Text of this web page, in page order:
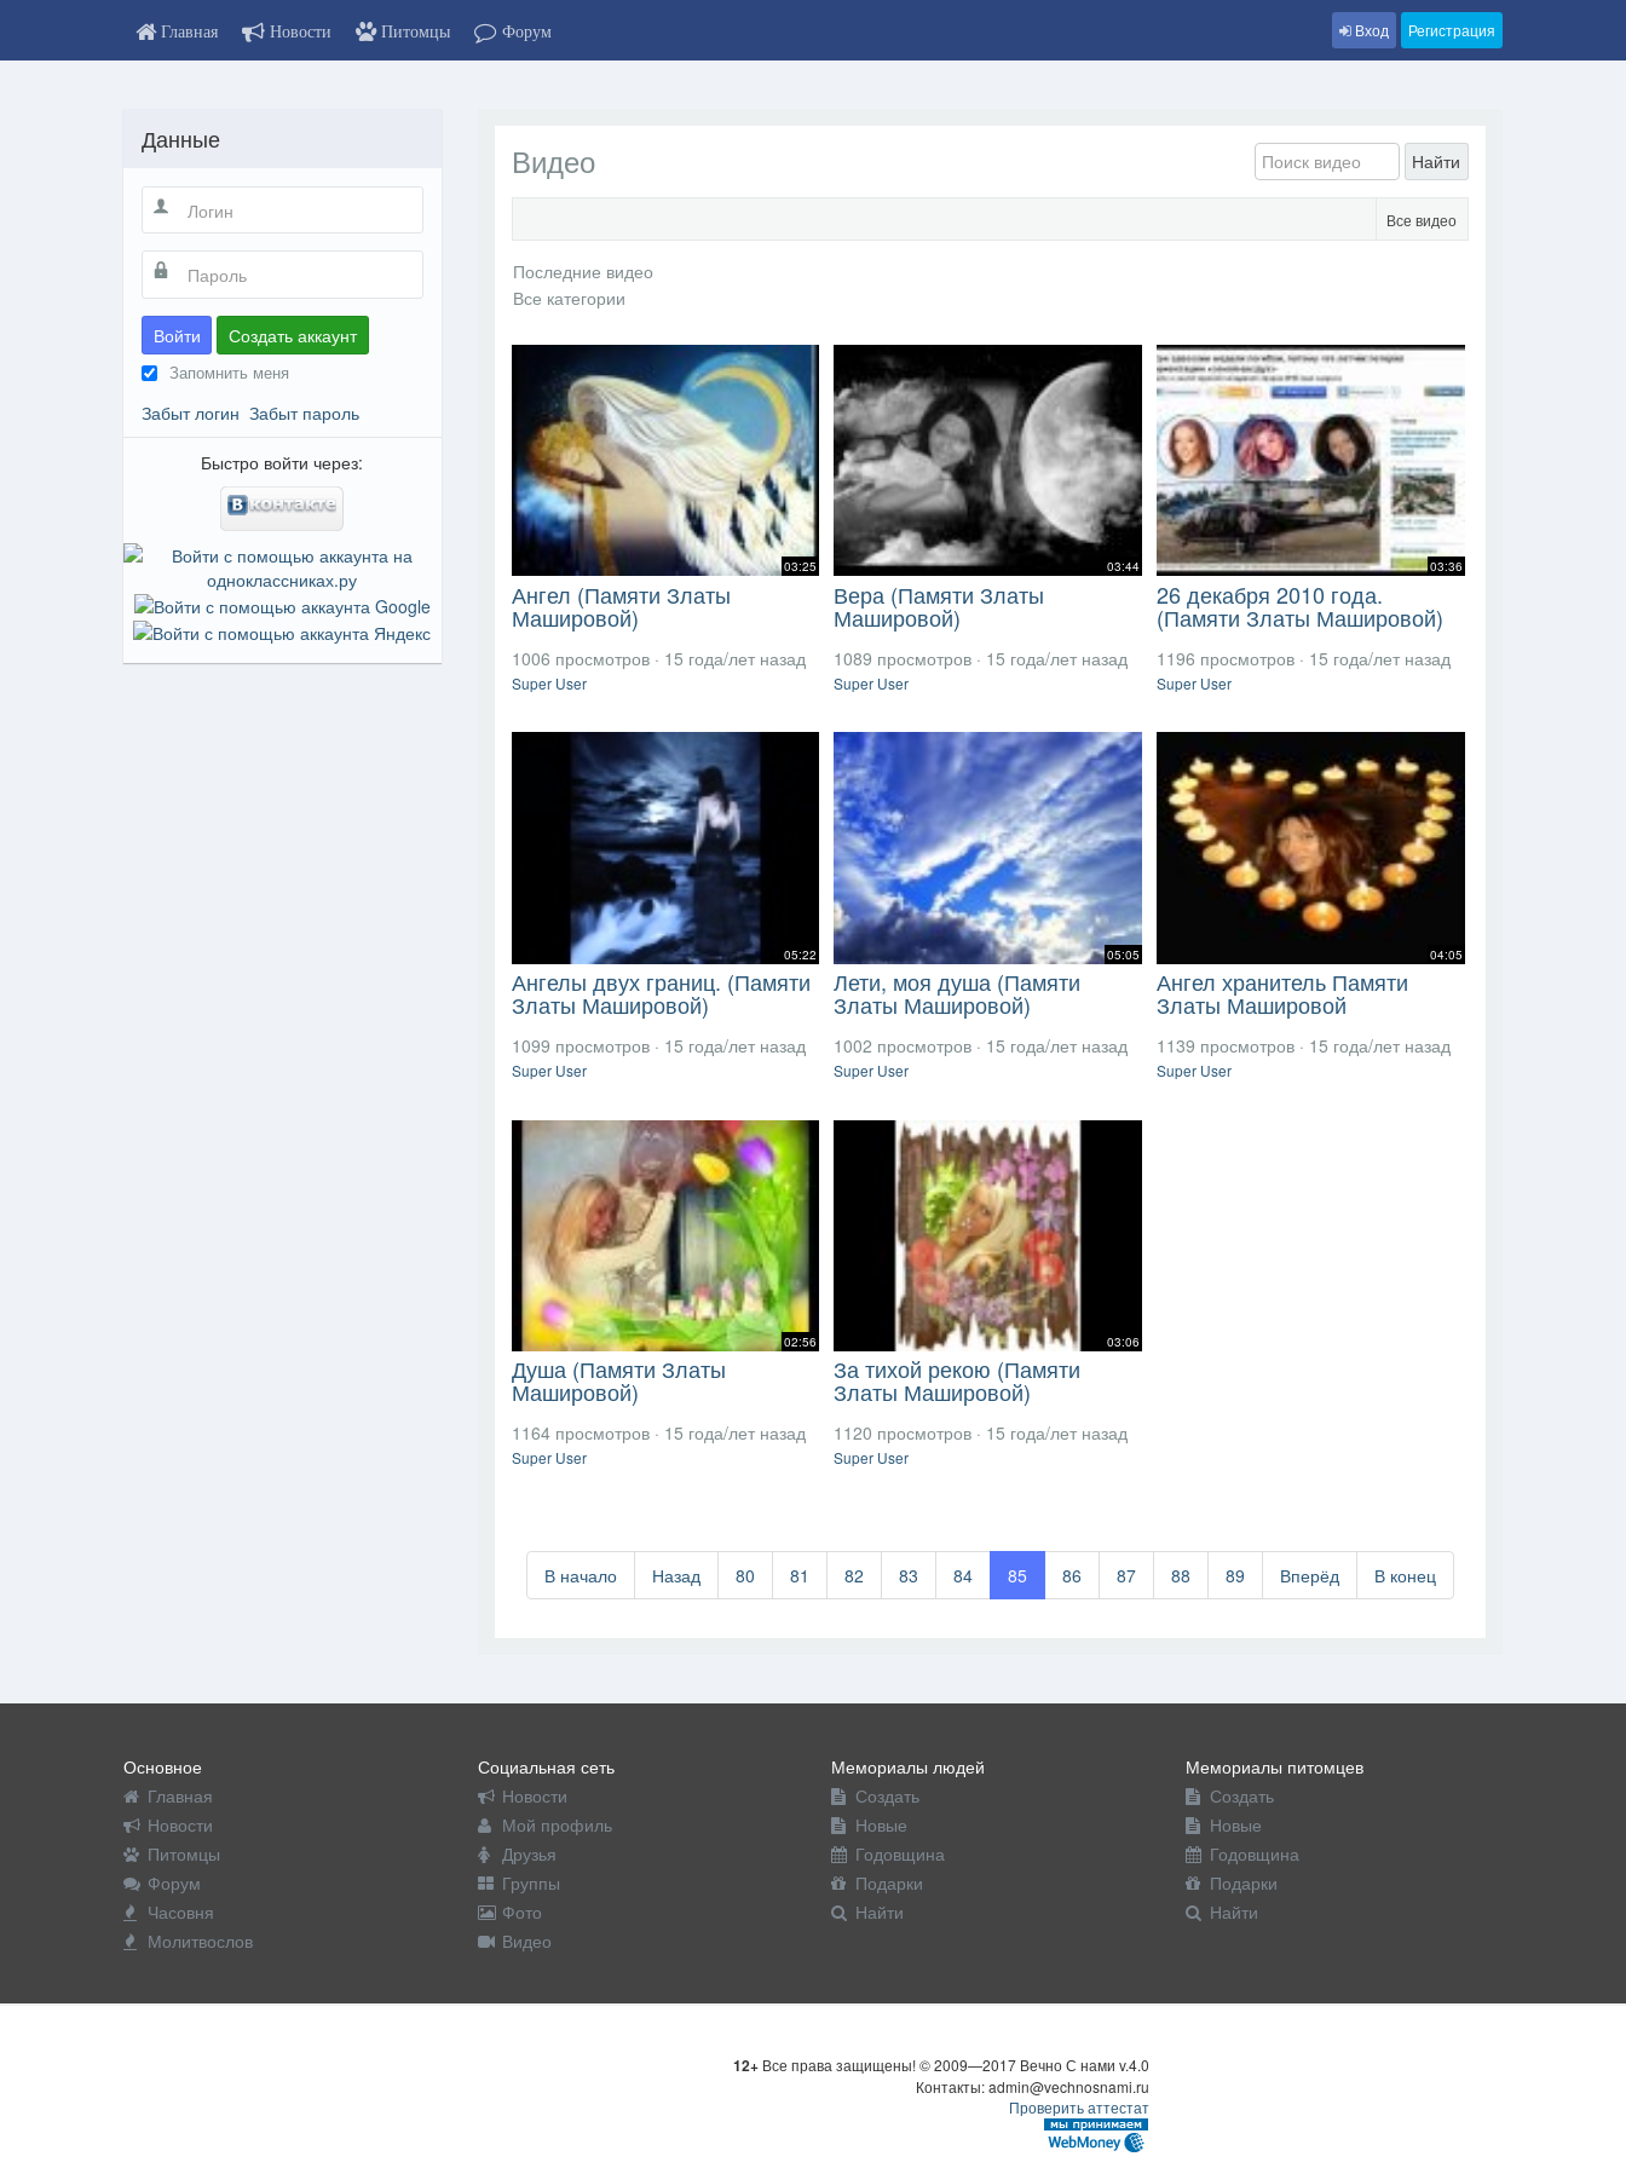
Главная Новости Питомцы Форум Вход Регистрация
Видео Найти
Все видео
03:25
Ангел (Памяти Златы
Машировой)
1006 просмотров· 15 года/лет назад
Super User
03:44
Вера (Памяти Златы
Машировой)
1089 просмотров · 15 года/лет назад
Super User
03:36
26 декабря 2010 года.
(Памяти Златы Машировой)
1196 просмотров · 15 года/лет назад
Super User
05:22
Ангелы двух границ. (Памяти
Златы Машировой)
1099 просмотров· 15 года/лет назад
Super User
05:05
Лети, моя душа (Памяти
Златы Машировой)
1002 просмотров · 15 года/лет назад
Super User
04:05
Ангел хранитель Памяти
Златы Машировой
1139 просмотров · 15 года/лет назад
Super User
02:56
Душа (Памяти Златы
Машировой)
1164 просмотров· 15 года/лет назад
Super User
03:06
За тихой рекою (Памяти
Златы Машировой)
1120 просмотров · 15 года/лет назад
Super User
В начало Назад 80 81 82 83 84 85 86 87 88 89 Вперёд В конец
Данные
Войти Создать аккаунт
Запомнить меня
Забыт логин Забыт пароль
Быстро войти через:
Основное
Главная
Новости
Питомцы
Форум
Часовня
Молитвослов
Социальная сеть
Новости
Мой профиль
Друзья
Группы
Фото
Видео
Мемориалы людей
Создать
Новые
Годовщина
Подарки
Найти
Мемориалы питомцев
Создать
Новые
Годовщина
Подарки
Найти
12+Все права защищены! © 2009—2017 Вечно С нами v.4.0
Контакты: admin@vechnosnami.ru
Проверить аттестат